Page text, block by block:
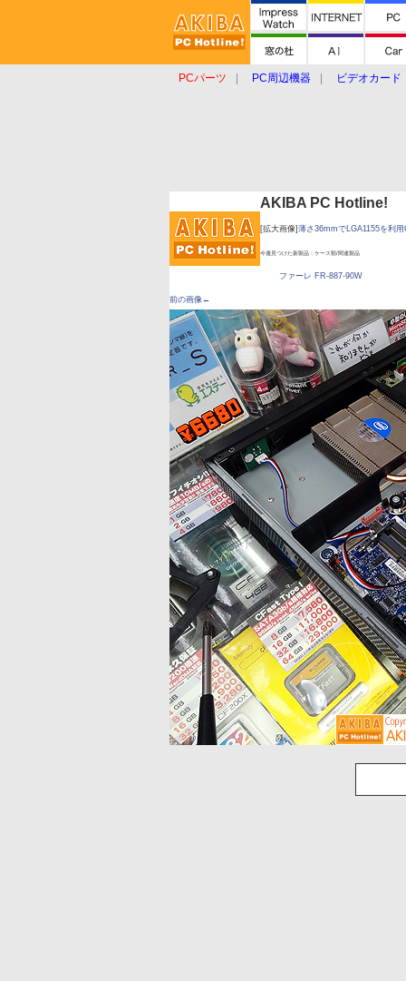
PCパーツ PC周辺機器
ビデオカード
AKIBA PC Hotline!
[拡大画像] 薄さ36mmでLGA1155を利
今週見つけた新製品：ケース類/関連製品
ファーレ FR-887-90W
前の画像←